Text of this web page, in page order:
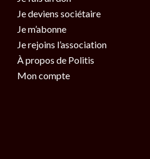
Je deviens sociétaire
Je m’abonne
Je rejoins l’association
À propos de Politis
Mon compte